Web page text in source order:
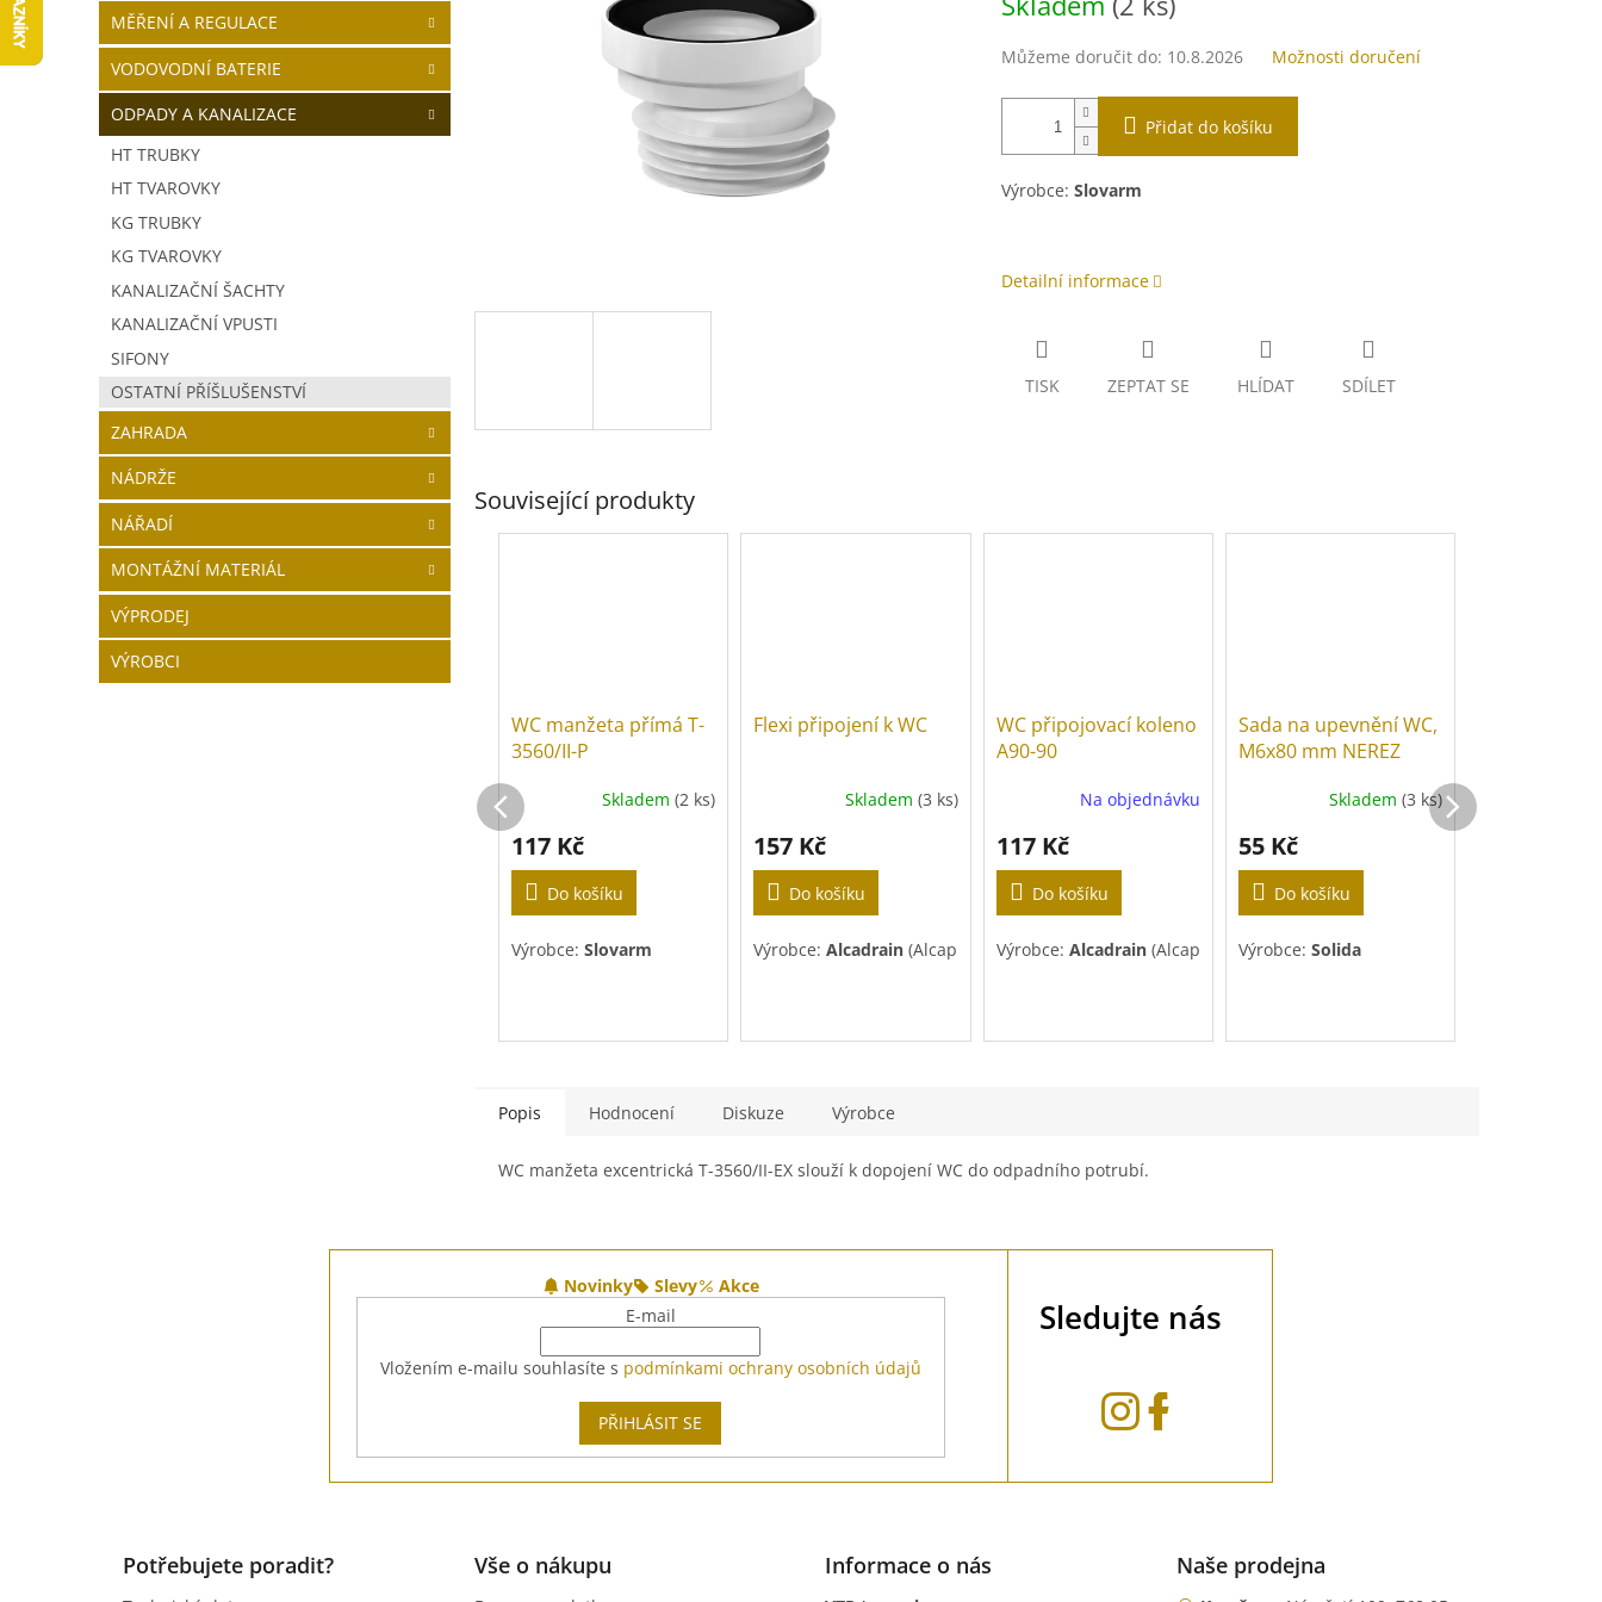
p
n
MĚŘENÍ A REGULACE
VODOVODNÍ BATERIE
ODPADY A KANALIZACE
HT TRUBKY
HT TVAROVKY
KG TRUBKY
KG TVAROVKY
KANALIZAČNÍ ŠACHTY
KANALIZAČNÍ VPUSTI
SIFONY
OSTATNÍ PŘÍŠLUŠENSTVÍ
ZAHRADA
NÁDRŽE
NÁŘADÍ
MONTÁŽNÍ MATERIÁL
VÝPRODEJ
VÝROBCI
cena:
Můžeme doručit do: 10.8.2026 Možnosti doručení
Přidat do košíku
Výrobce: Slovarm
Detailní informace
TISK ZEPTAT SE HLÍDAT SDÍLET
Související produkty
WC manžeta přímá T-
3560/II-P
Skladem(2 ks)
117 Kč
Do košíku
Výrobce: Slovarm
Flexi připojení k WC
Skladem (3 ks)
157 Kč
Do košíku
Výrobce:Alcadrain (Alcaplast)
WC připojovací koleno
A90-90
Na objednávku
117 Kč
Do košíku
Výrobce: Alcadrain(Alcaplast)
Sada na upevnění WC,
M6x80 mm NEREZ
Skladem (3 ks)
55 Kč
Do košíku
Výrobce: Solida
Popis Hodnocení Diskuze Výrobce
WC manžeta excentrická T-3560/II-EX slouží k dopojení WC do odpadního potrubí.
Novinky Slevy
Akce
E-mail
Vložením e-mailu souhlasíte s podmínkami ochrany osobních údajů
PŘIHLÁSIT SE
Sledujte nás
Potřebujete poradit? Vše o nákupu Informace o nás Naše prodejna